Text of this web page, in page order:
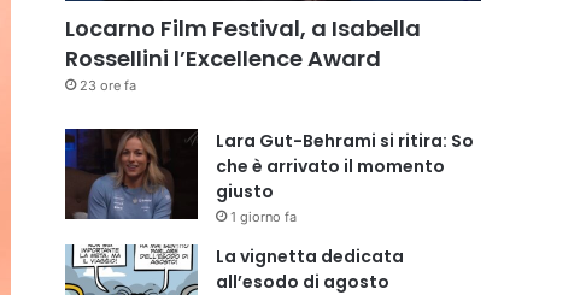
Locarno Film Festival, a Isabella
Rossellini l’Excellence Award
23 ore fa
Lara Gut-Behrami si ritira: So
che è arrivato il momento
giusto
1 giorno fa
La vignetta dedicata
all’esodo di agosto